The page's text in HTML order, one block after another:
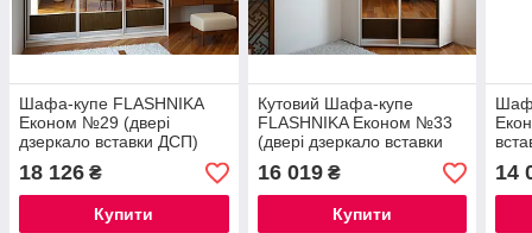
Шафа-купе FLASHNIKA
Економ №29 (двері
дзеркало вставки ДСП)
18 126 ₴
Купити
Кутовий Шафа-купе
FLASHNIKA Економ №33
(двері дзеркало вставки
ДСП)
16 019₴
Купити
14